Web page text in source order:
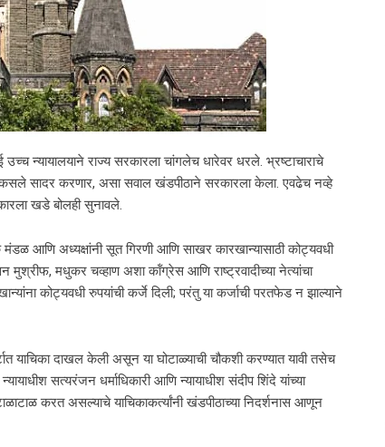
न्यायालयाने राज्य सरकारला चांगलेच धारेवर धरले. भ्रष्टाचाराचे
कसले सादर करणार, असा सवाल खंडपीठाने सरकारला केला. एवढेच नव्हे
खडे बोलही सुनावले.
अध्यक्षांनी सूत गिरणी आणि साखर कारखान्यासाठी कोट्यवधी
मुश्रीफ, मधुकर चव्हाण अशा कॉंग्रेस आणि राष्ट्रवादीच्या नेत्यांचा
कोट्यवधी रुपयांची कर्जे दिली; परंतु या कर्जाची परतफेड न झाल्याने
याचिका दाखल केली असून या घोटाळ्याची चौकशी करण्यात यावी तसेच
सत्यरंजन धर्माधिकारी आणि न्यायाधीश संदीप शिंदे यांच्या
करत असल्याचे याचिकाकर्त्यांनी खंडपीठाच्या निदर्शनास आणून